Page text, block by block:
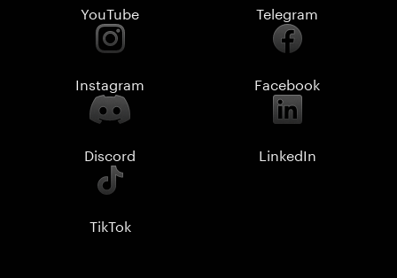
YouTube Telegram
Instagram Facebook
Discord LinkedIn
TikTok